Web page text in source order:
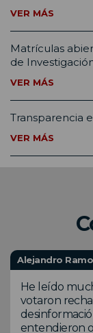
VER MÁS
Matrículas
de
VER MÁS
Transparencia
VER MÁS
Alejandro
He leído
votaron
entendieron